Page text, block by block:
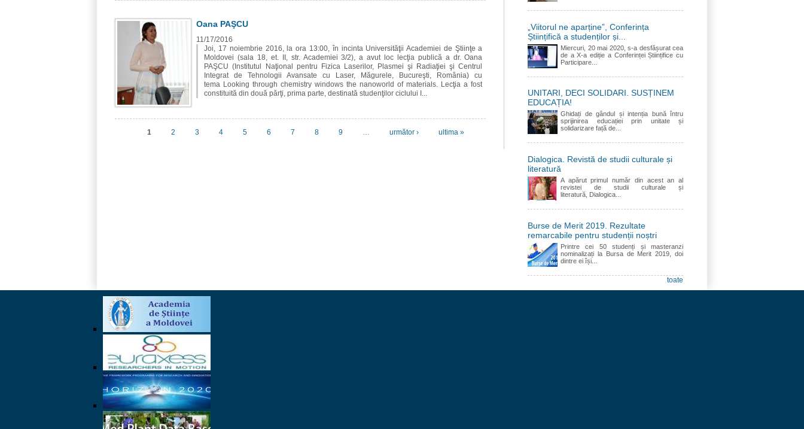
Oana PAŞCU
11/17/2016
Joi, 17 noiembrie 2016, la ora 13:00, în incinta Universităţii Academiei de Ştiinţe a
Moldovei (sala 18, et. II, str. Academiei 3/2), a avut loc lecţia publică a dr. Oana
PAŞCU (Institutul Naţional pentru Fizica Laserilor, Plasmei şi Radiaţiei şi Centrul
Integrat de Tehnologii Avansate cu Laser, Măgurele, Bucureşti, România) cu
tema Looking through chemistry windows the nanoworld of materials. Lecţia a fost
constituită din două părţi, prima parte, destinată studenţilor ciclului I...
1 2 3 4 5 6 7 8 9 … următor › ultima »
„Viitorul ne aparține”, Conferința
Științifică a studenților și...
Miercuri, 20 mai 2020, s-a desfășurat cea
de a X-a ediție a Conferinței Științifice cu
Participare...
UNITARI, DECI SOLIDARI. SUSȚINEM
EDUCAȚIA!
Ghidați de gândul și intenția bună întru
sprijinirea educației prin unitate și
solidarizare față de...
Dialogica. Revistă de studii culturale și
literatură
A apărut primul număr din acest an al
revistei de studii culturale și
literatură, Dialogica...
Burse de Merit 2019. Rezultate
remarcabile pentru studenții noștri
Printre cei 50 studenți și masteranzi
nominalizați la Bursa de Merit 2019, doi
dintre ei își...
toate